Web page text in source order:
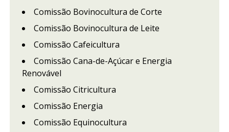
Comissão Bovinocultura de Corte
Comissão Bovinocultura de Leite
Comissão Cafeicultura
Comissão Cana-de-Açúcar e Energia
Renovável
Comissão Citricultura
Comissão Energia
Comissão Equinocultura